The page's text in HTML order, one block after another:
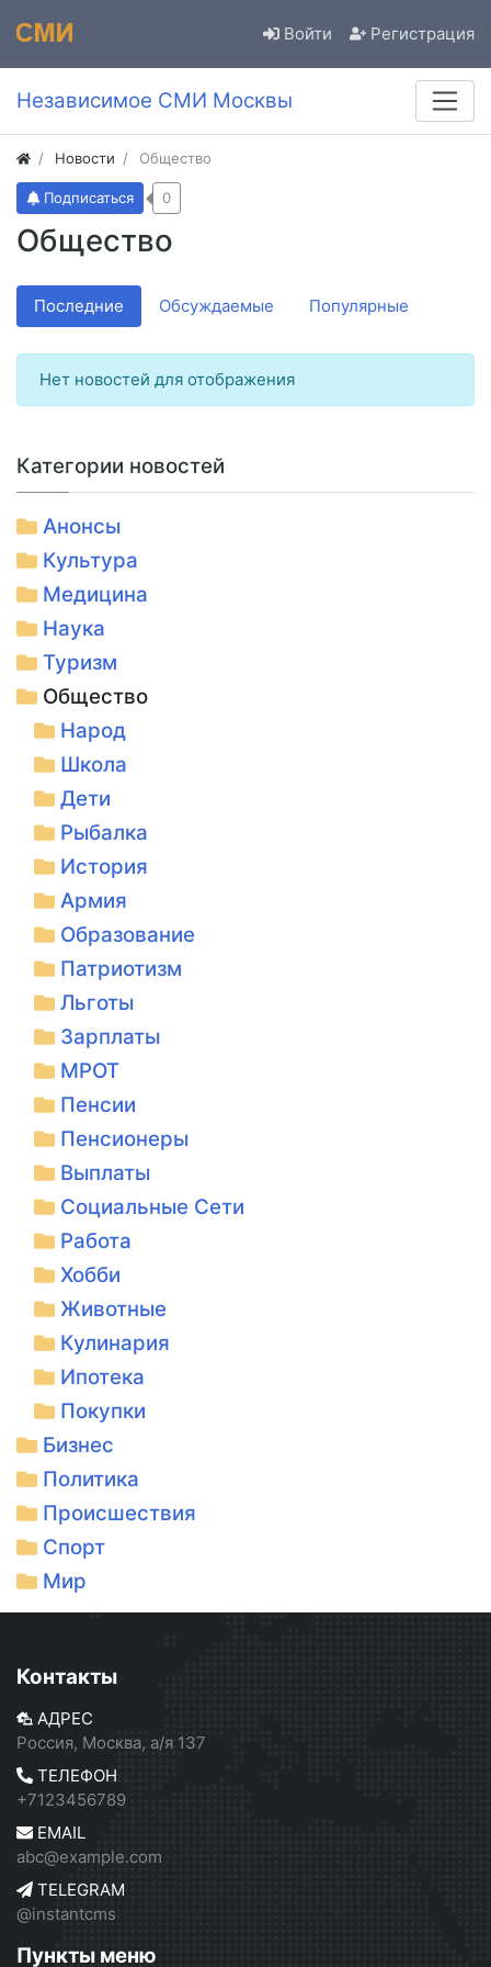
Войти Регистрация
Независимое СМИ Москвы
Новости Общество
Общество
Подписаться 0
Последние Обсуждаемые Популярные
Нет новостей для отображения
Категории новостей
Анонсы
Культура
Медицина
Наука
Туризм
Общество
Народ
Школа
Дети
Рыбалка
История
Армия
Образование
Патриотизм
Льготы
Зарплаты
МРОТ
Пенсии
Пенсионеры
Выплаты
Социальные Сети
Работа
Хобби
Животные
Кулинария
Ипотека
Покупки
Бизнес
Политика
Происшествия
Спорт
Мир
Контакты
АДРЕС
Россия, Москва, а/я 137
ТЕЛЕФОН
+7123456789
EMAIL
abc@example.com
TELEGRAM
@instantcms
Пункты меню